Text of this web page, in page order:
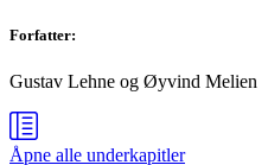
Forfatter:
Gustav Lehne og Øyvind Melien
Åpne alle underkapitler